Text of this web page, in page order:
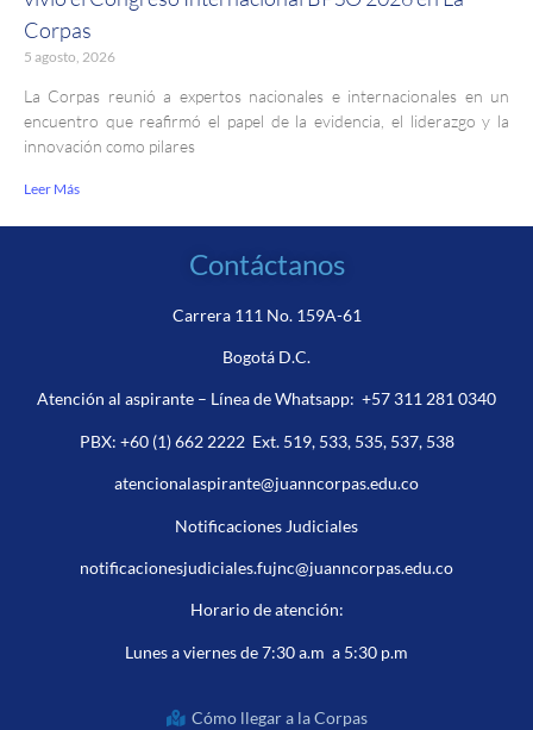
Corpas
5 agosto, 2026
La Corpas reunió a expertos nacionales e internacionales en un
encuentro que reafirmó el papel de la evidencia, el liderazgo y la
innovación como pilares
Leer Más
Contáctanos
Carrera 111 No. 159A-61
Bogotá D.C.
Atención al aspirante – Línea de Whatsapp: +57 311 281 0340
PBX: +60 (1) 662 2222Ext. 519, 533, 535, 537, 538
atencionalaspirante@juanncorpas.edu.co
Notificaciones Judiciales
notificacionesjudiciales.fujnc@juanncorpas.edu.co
Horario de atención:
Lunes a viernes de 7:30 a.m a 5:30 p.m
Cómo llegar a la Corpas